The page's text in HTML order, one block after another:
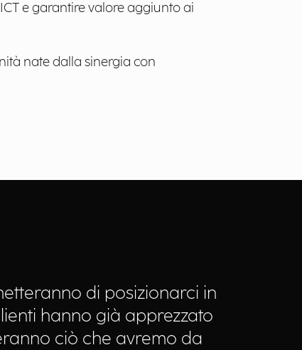
e garantire valore aggiunto ai
nate dalla sinergia con
di posizionarci in
hanno già apprezzato
ciò che avremo da